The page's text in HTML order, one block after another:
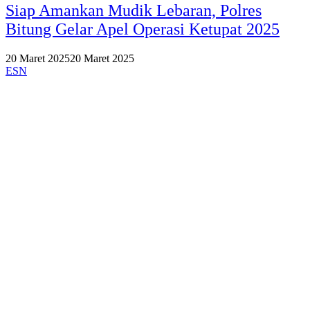
Siap Amankan Mudik Lebaran, Polres
Bitung Gelar Apel Operasi Ketupat 2025
20 Maret 202520 Maret 2025
ESN